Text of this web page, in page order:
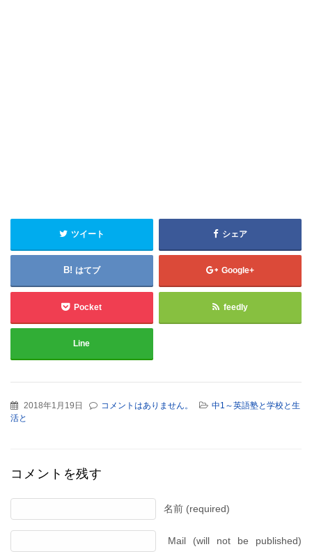
ツイート シェア
はてブ Google+
Pocket feedly
Line
2018年1月19日 コメントはありません。
中1～英語塾と学校と生
活と
コメントを残す
名前 (required)
Mail (will not be published)